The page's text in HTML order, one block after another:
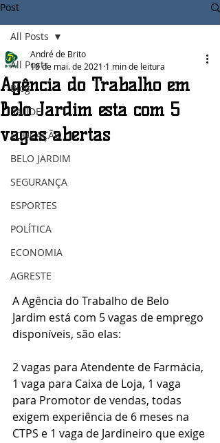
Post
All Posts
Blog
SAÚDE
EDUCAÇÃO
BELO JARDIM
SEGURANÇA
ESPORTES
POLÍTICA
ECONOMIA
AGRESTE
All Posts
Agência do Trabalho em
Belo Jardim está com 5
vagas abertas
André de Brito
18 de mai. de 2021 1 min de leitura
A Agência do Trabalho de Belo
Jardim está com 5 vagas de emprego
disponíveis, são elas:
2 vagas para Atendente de Farmácia,
1 vaga para Caixa de Loja, 1 vaga
para Promotor de vendas, todas
exigem experiência de 6 meses na
CTPS e 1 vaga de Jardineiro que exige